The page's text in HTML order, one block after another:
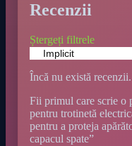
Recenzii
Ștergeți filtrele
Încă nu există recenzii.
Fii primul care scrie o
pentru trotinetă
pentru a proteja
capacul spate”